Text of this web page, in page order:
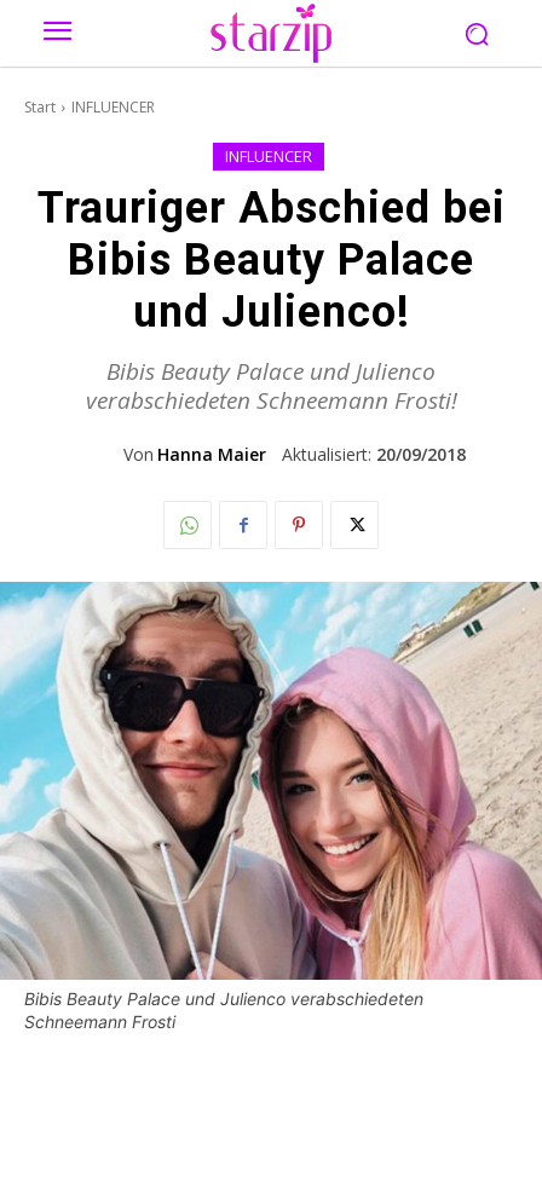
Start INFLUENCER
INFLUENCER
Trauriger Abschied bei
Bibis Beauty Palace
und Julienco!
Bibis Beauty Palace und Julienco
verabschiedeten Schneemann Frosti!
Von Hanna Maier Aktualisiert: 20/09/2018
Bibis Beauty Palace und Julienco verabschiedeten
Schneemann Frosti